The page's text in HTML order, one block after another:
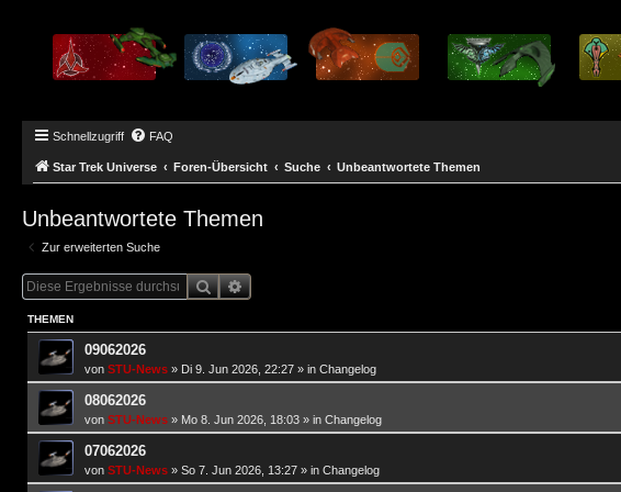
Schnellzugriff FAQ
Star Trek Universe Foren-Übersicht Suche Unbeantwortete Themen
Unbeantwortete Themen
Zur erweiterten Suche
SucheErweiterte Suche
THEMEN
09062026
von STU-News » Di 9. Jun 2026, 22:27 » in Changelog
08062026
von STU-News » Mo 8. Jun 2026, 18:03 » in Changelog
07062026
von STU-News » So 7. Jun 2026, 13:27 » in Changelog